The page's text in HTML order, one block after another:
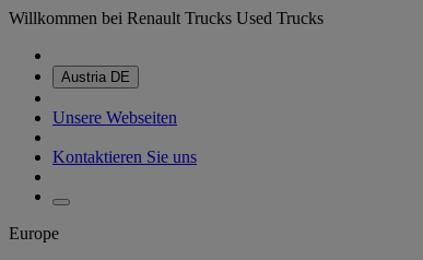
Willkommen bei Renault Trucks Used Trucks
Austria DE
Unsere Webseiten
Kontaktieren Sie uns
Europe